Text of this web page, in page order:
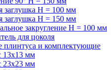
заглушка H = 100 мм
заглушка H = 150 мм
закругление H = 100 мм
для цоколя
плинтуса и комплектующие
13х13 мм
23х23 мм